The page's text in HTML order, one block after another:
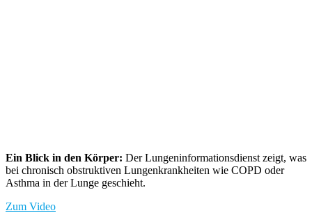
Ein Blick in den Körper: Der Lungeninformationsdienst zeigt, was
bei chronisch obstruktiven Lungenkrankheiten wie COPD oder
Asthma in der Lunge geschieht.
Zum Video